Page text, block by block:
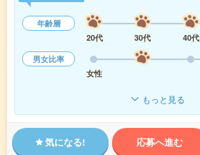
年齢層
20代
30代 40代
男女比率
女性
もっと見る
気になる! 応募へ進む